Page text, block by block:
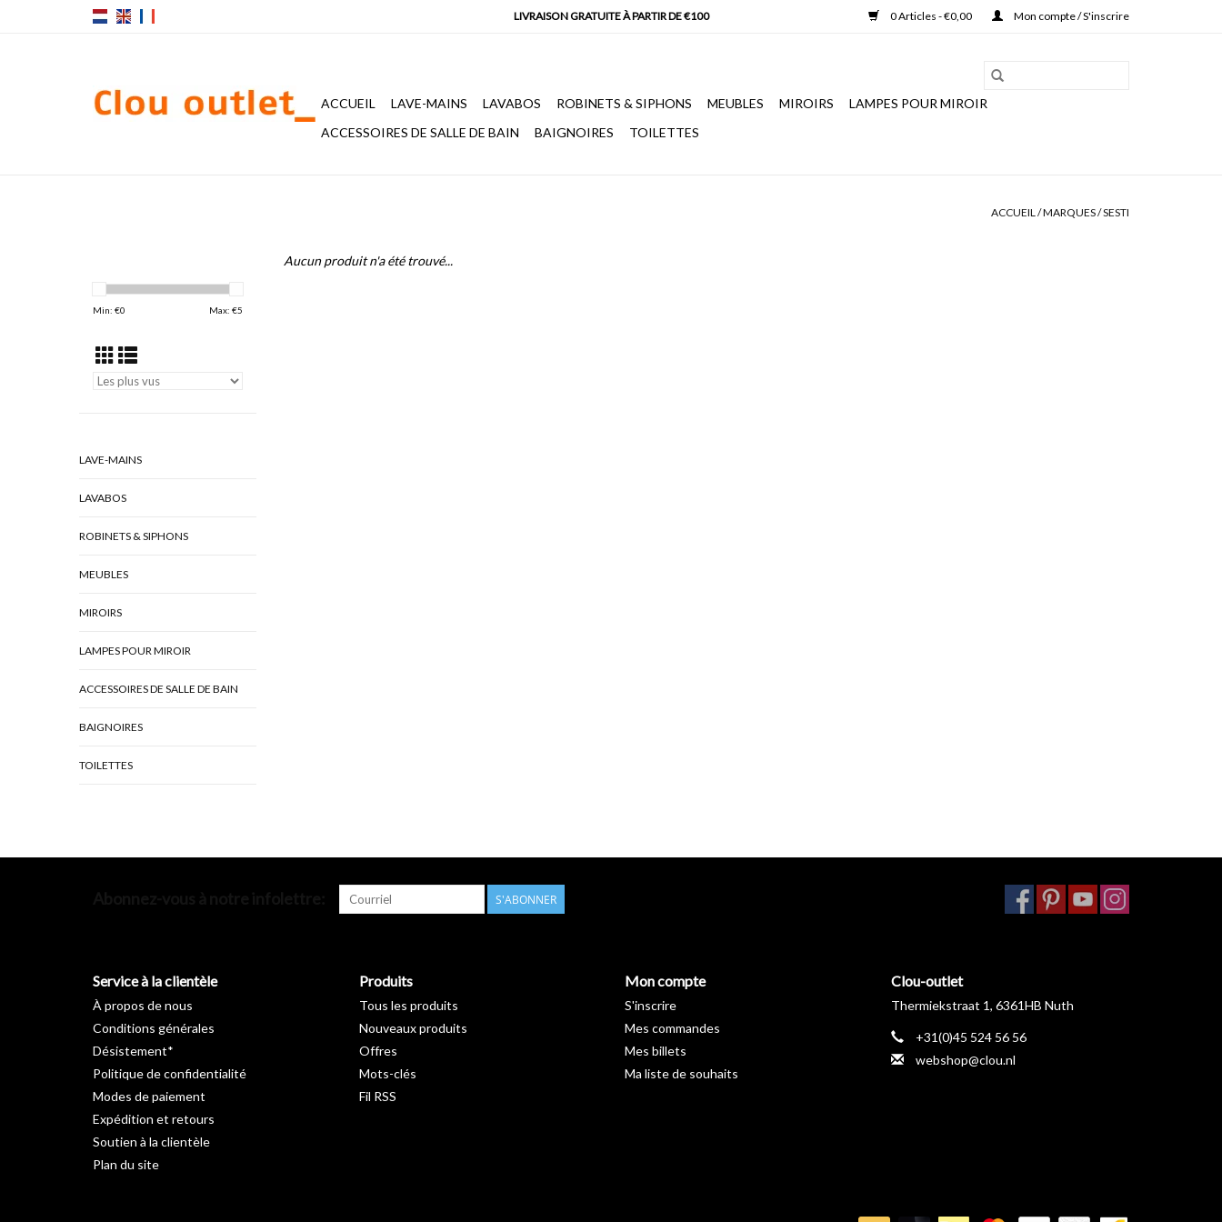
0 Articles - €0,00 Mon compte / S'inscrire
ACCUEIL LAVE-MAINS LAVABOS ROBINETS & SIPHONS MEUBLES MIROIRS
LAMPES POUR MIROIR
ACCESSOIRES DE SALLE DE BAIN
BAIGNOIRES TOILETTES
ACCUEIL/MARQUES/SESTI
Min: €0 Max: €5
LAVE-MAINS
LAVABOS
ROBINETS & SIPHONS
MEUBLES
MIROIRS
LAMPES POUR MIROIR
ACCESSOIRES DE SALLE DE BAIN
BAIGNOIRES
TOILETTES
Aucun produit n'a été trouvé...
S'ABONNER
Service à la clientèle
À propos de nous
Conditions générales
Désistement*
Politique de confidentialité
Modes de paiement
Expédition et retours
Soutien à la clientèle
Plan du site
Produits
Tous les produits
Nouveaux produits
Offres
Mots-clés
Fil RSS
Mon compte
S'inscrire
Mes commandes
Mes billets
Ma liste de souhaits
Clou-outlet
Thermiekstraat 1, 6361HB Nuth
+31(0)45 524 56 56
webshop@clou.nl